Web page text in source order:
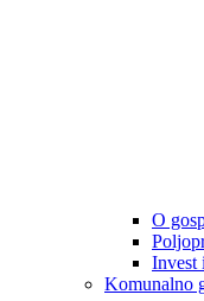
O
Invest
Komunalno